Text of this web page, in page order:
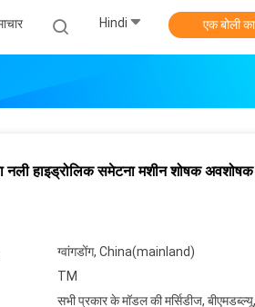
Hindi एक बोली
नली हाइड्रोलिक समेटना मशीन शोषक
ग्वांगडोंग, China(mainland)
TM
सभी प्रकार के मॉडल की मर्सिडीज,